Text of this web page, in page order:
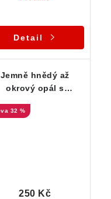
Detail
Jemně hnědý až
okrový opál s
32 %
250 Kč